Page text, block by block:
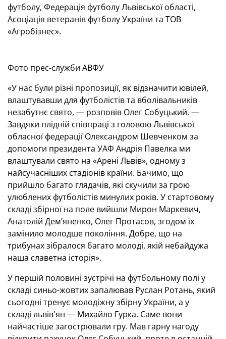
футболу, Федерація футболу Львівської області,
Асоціація ветеранів футболу України та ТОВ
«Агробізнес».
Фото прес-служби АВФУ
«У нас були різні пропозиції, як відзначити ювілей,
влаштувавши для футболістів та вболівальників
незабутнє свято, — розповів Олег Собуцький. —
Завдяки плідній співпраці з головою Львівської
обласної федерації Олександром Шевченком за
допомоги президента УАФ Андрія Павелка ми
влаштували свято на «Арені Львів», одному з
найсучасніших стадіонів країни. Бачимо, що
прийшло багато глядачів, які скучили за грою
улюблених футболістів минулих років. У стартовому
складі збірної на поле вийшли Мирон Маркевич,
Анатолій Дем’яненко, Олег Протасов, згодом їх
замінило молодше покоління. Добре, що на
трибунах зібралося багато молоді, якій небайдужа
наша славетна історія».
У першій половині зустрічі на футбольному полі у
складі синьо-жовтих запалював Руслан Ротань, який
сьогодні тренує молодіжну збірну України, а у
складі львів'ян — Михайло Гурка. Саме вони
найчастіше загострювали гру. Мав гарну нагоду